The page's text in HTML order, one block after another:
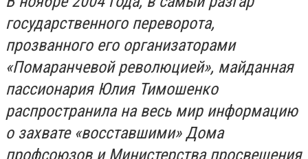
государственного переворота,
прозванного его организаторами
«Помаранчевой революцией», майданная
пассионария Юлия Тимошенко
распространила на весь мир информацию
о захвате «восставшими» Дома
профсоюзов и Министерства просвещения